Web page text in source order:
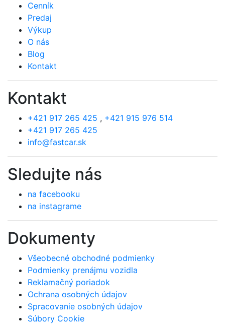
Cenník
Predaj
Výkup
O nás
Blog
Kontakt
Kontakt
+421 917 265 425 , +421 915 976 514
+421 917 265 425
info@fastcar.sk
Sledujte nás
na facebooku
na instagrame
Dokumenty
Všeobecné obchodné podmienky
Podmienky prenájmu vozidla
Reklamačný poriadok
Ochrana osobných údajov
Spracovanie osobných údajov
Súbory Cookie